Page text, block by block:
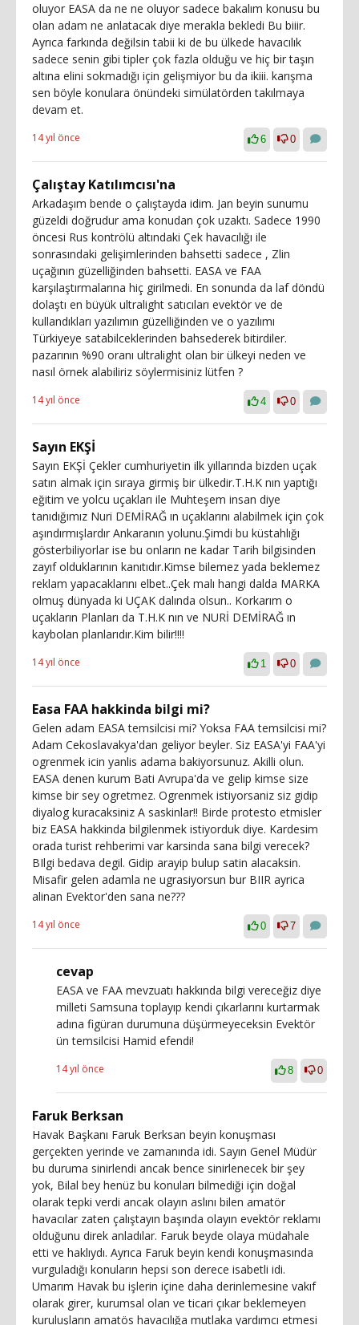
oluyor EASA da ne ne oluyor sadece bakalım konusu bu
olan adam ne anlatacak diye merakla bekledi Bu biiir.
Ayrıca farkında değilsin tabii ki de bu ülkede havacılık
sadece senin gibi tipler çok fazla olduğu ve hiç bir taşın
altına elini sokmadığı için gelişmiyor bu da ikiii. karışma
sen böyle konulara önündeki simülatörden takılmaya
devam et.
14 yıl önce 6 0
Çalıştay Katılımcısı'na
Arkadaşım bende o çalıştayda idim. Jan beyin sunumu
güzeldi doğrudur ama konudan çok uzaktı. Sadece 1990
öncesi Rus kontrölü altındaki Çek havacılığı ile
sonrasındaki gelişimlerinden bahsetti sadece , Zlin
uçağının güzelliğinden bahsetti. EASA ve FAA
karşılaştırmalarına hiç girilmedi. En sonunda da laf döndü
dolaştı en büyük ultralight satıcıları evektör ve de
kullandıkları yazılımın güzelliğinden ve o yazılımı
Türkiyeye satabilceklerinden bahsederek bitirdiler.
pazarının %90 oranı ultralight olan bir ülkeyi neden ve
nasıl örnek alabiliriz söylermisiniz lütfen ?
14 yıl önce 4 0
Sayın EKŞİ
Sayın EKŞİ Çekler cumhuriyetin ilk yıllarında bizden uçak
satın almak için sıraya girmiş bir ülkedir.T.H.K nın yaptığı
eğitim ve yolcu uçakları ile Muhteşem insan diye
tanıdığımız Nuri DEMİRAĞ ın uçaklarını alabilmek için çok
aşındırmışlardır Ankaranın yolunu.Şimdi bu küstahlığı
gösterbiliyorlar ise bu onların ne kadar Tarih bilgisinden
zayıf olduklarının kanıtıdır.Kimse bilemez yada beklemez
reklam yapacaklarını elbet..Çek malı hangi dalda MARKA
olmuş dünyada ki UÇAK dalında olsun.. Korkarım o
uçakların Planları da T.H.K nın ve NURİ DEMİRAĞ ın
kaybolan planlarıdır.Kim bilir!!!!
14 yıl önce 1 0
Easa FAA hakkinda bilgi mi?
Gelen adam EASA temsilcisi mi? Yoksa FAA temsilcisi mi?
Adam Cekoslavakya'dan geliyor beyler. Siz EASA'yi FAA'yi
ogrenmek icin yanlis adama bakiyorsunuz. Akilli olun.
EASA denen kurum Bati Avrupa'da ve gelip kimse size
kimse bir sey ogretmez. Ogrenmek istiyorsaniz siz gidip
diyalog kuracaksiniz A saskinlar!! Birde protesto etmisler
biz EASA hakkinda bilgilenmek istiyorduk diye. Kardesim
orada turist rehberimi var karsinda sana bilgi verecek?
BIlgi bedava degil. Gidip arayip bulup satin alacaksin.
Misafir gelen adamla ne ugrasiyorsun bur BIIR ayrica
alinan Evektor'den sana ne???
14 yıl önce 0 7
cevap
EASA ve FAA mevzuatı hakkında bilgi vereceğiz diye
milleti Samsuna toplayıp kendi çıkarlarını kurtarmak
adına figüran durumuna düşürmeyeceksin Evektör
ün temsilcisi Hamid efendi!
14 yıl önce 8 0
Faruk Berksan
Havak Başkanı Faruk Berksan beyin konuşması
gerçekten yerinde ve zamanında idi. Sayın Genel Müdür
bu duruma sinirlendi ancak bence sinirlenecek bir şey
yok, Bilal bey henüz bu konuları bilmediği için doğal
olarak tepki verdi ancak olayın aslını bilen amatör
havacılar zaten çalıştayın başında olayın evektör reklamı
olduğunu direk anladılar. Faruk beyde olaya müdahale
etti ve haklıydı. Ayrıca Faruk beyin kendi konuşmasında
vurguladığı konuların hepsi son derece isabetli idi.
Umarım Havak bu işlerin içine daha derinlemesine vakıf
olarak girer, kurumsal olan ve ticari çıkar beklemeyen
kuruluşların amatös havacılığa mutlaka yardımcı etmesi